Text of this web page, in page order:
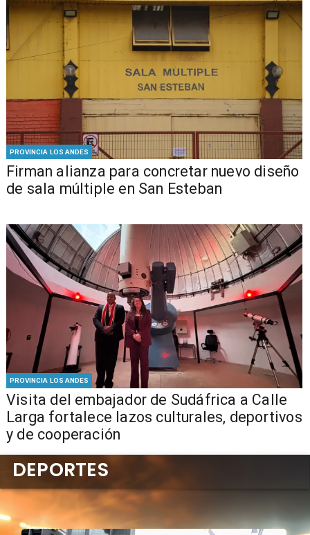
PROVINCIA LOS ANDES
​​Firman alianza para concretar nuevo diseño
de sala múltiple en San Esteban
PROVINCIA LOS ANDES
​Visita del embajador de Sudáfrica a Calle
Larga fortalece lazos culturales, deportivos
y de cooperación
DEPORTES